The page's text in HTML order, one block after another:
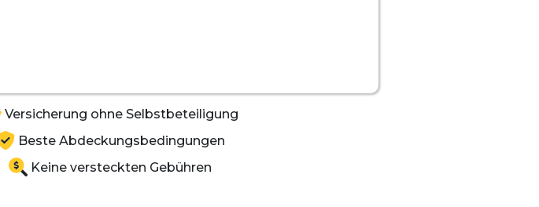
Versicherung ohne Selbstbeteiligung
Beste Abdeckungsbedingungen
Keine versteckten Gebühren